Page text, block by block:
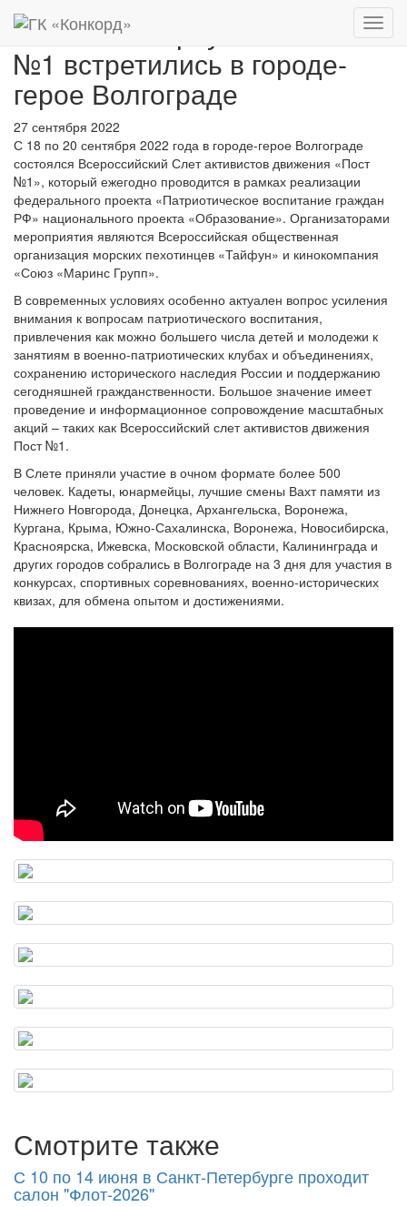
Почетные караулы Постов
№1 встретились в городе-
герое Волгограде
27 сентября 2022
С 18 по 20 сентября 2022 года в городе-герое Волгограде
состоялся Всероссийский Слет активистов движения «Пост
№1», который ежегодно проводится в рамках реализации
федерального проекта «Патриотическое воспитание граждан
РФ» национального проекта «Образование». Организаторами
мероприятия являются Всероссийская общественная
организация морских пехотинцев «Тайфун» и кинокомпания
«Союз «Маринс Групп».
В современных условиях особенно актуален вопрос усиления
внимания к вопросам патриотического воспитания,
привлечения как можно большего числа детей и молодежи к
занятиям в военно-патриотических клубах и объединениях,
сохранению исторического наследия России и поддержанию
сегодняшней гражданственности. Большое значение имеет
проведение и информационное сопровождение масштабных
акций – таких как Всероссийский слет активистов движения
Пост №1.
В Слете приняли участие в очном формате более 500
человек. Кадеты, юнармейцы, лучшие смены Вахт памяти из
Нижнего Новгорода, Донецка, Архангельска, Воронежа,
Кургана, Крыма, Южно-Сахалинска, Воронежа, Новосибирска,
Красноярска, Ижевска, Московской области, Калининграда и
других городов собрались в Волгограде на 3 дня для участия в
конкурсах, спортивных соревнованиях, военно-исторических
квизах, для обмена опытом и достижениями.
Смотрите также
С 10 по 14 июня в Санкт-Петербурге проходит
салон "Флот-2026"